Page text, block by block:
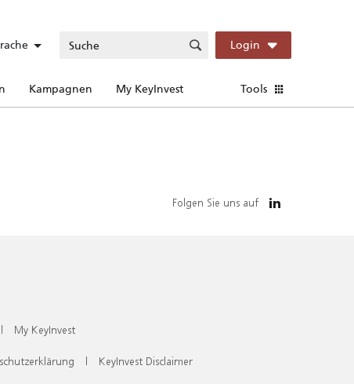
Login
Kampagnen My KeyInvest Tools
Folgen Sie uns auf
| My KeyInvest
| KeyInvest Disclaimer